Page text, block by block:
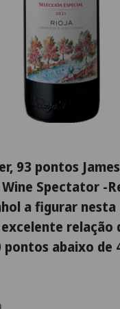
93 pontos
Spectator -
a figurar
relação
pontos abaixo de